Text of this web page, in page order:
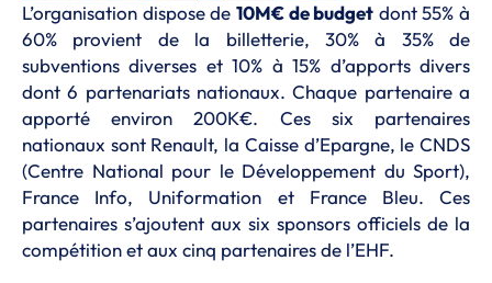
L’organisation dispose de 10M€ de budget dont 55% à
60% provient de la billetterie, 30% à 35% de
subventions diverses et 10% à 15% d’apports divers
dont 6 partenariats nationaux. Chaque partenaire a
apporté environ 200K€. Ces six partenaires
nationaux sont Renault, la Caisse d’Epargne, le CNDS
(Centre National pour le Développement du Sport),
France Info, Uniformation et France Bleu. Ces
partenaires s’ajoutent aux six sponsors officiels de la
compétition et aux cinq partenaires de l’EHF.